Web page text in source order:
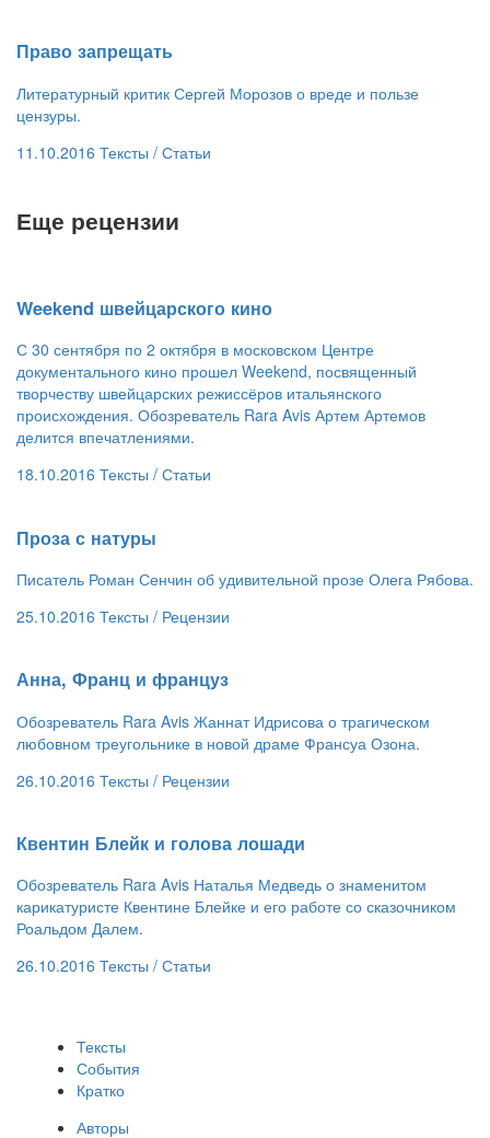
​Право запрещать
Литературный критик Сергей Морозов о вреде и пользе
цензуры.
11.10.2016 Тексты / Статьи
Еще рецензии
​Weekend швейцарского кино
С 30 сентября по 2 октября в московском Центре
документального кино прошел Weekend, посвященный
творчеству швейцарских режиссёров итальянского
происхождения. Обозреватель Rara Avis Артем Артемов
делится впечатлениями.
18.10.2016 Тексты / Статьи
​Проза с натуры
Писатель Роман Сенчин об удивительной прозе Олега Рябова.
25.10.2016 Тексты / Рецензии
​Анна, Франц и француз
Обозреватель Rara Avis Жаннат Идрисова о трагическом
любовном треугольнике в новой драме Франсуа Озона.
26.10.2016 Тексты / Рецензии
Квентин Блейк и голова лошади
Обозреватель Rara Avis Наталья Медведь о знаменитом
карикатуристе Квентине Блейке и его работе со сказочником
Роальдом Далем.
26.10.2016 Тексты / Статьи
Тексты
События
Кратко
Авторы